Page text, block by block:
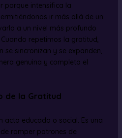
porque intensifica la
ir más allá de un
a un nivel más profundo
repetimos la gratitud,
se sincronizan y se expanden,
genuina y completa el
de la Gratitud
acto educado o social. Es una
romper patrones de